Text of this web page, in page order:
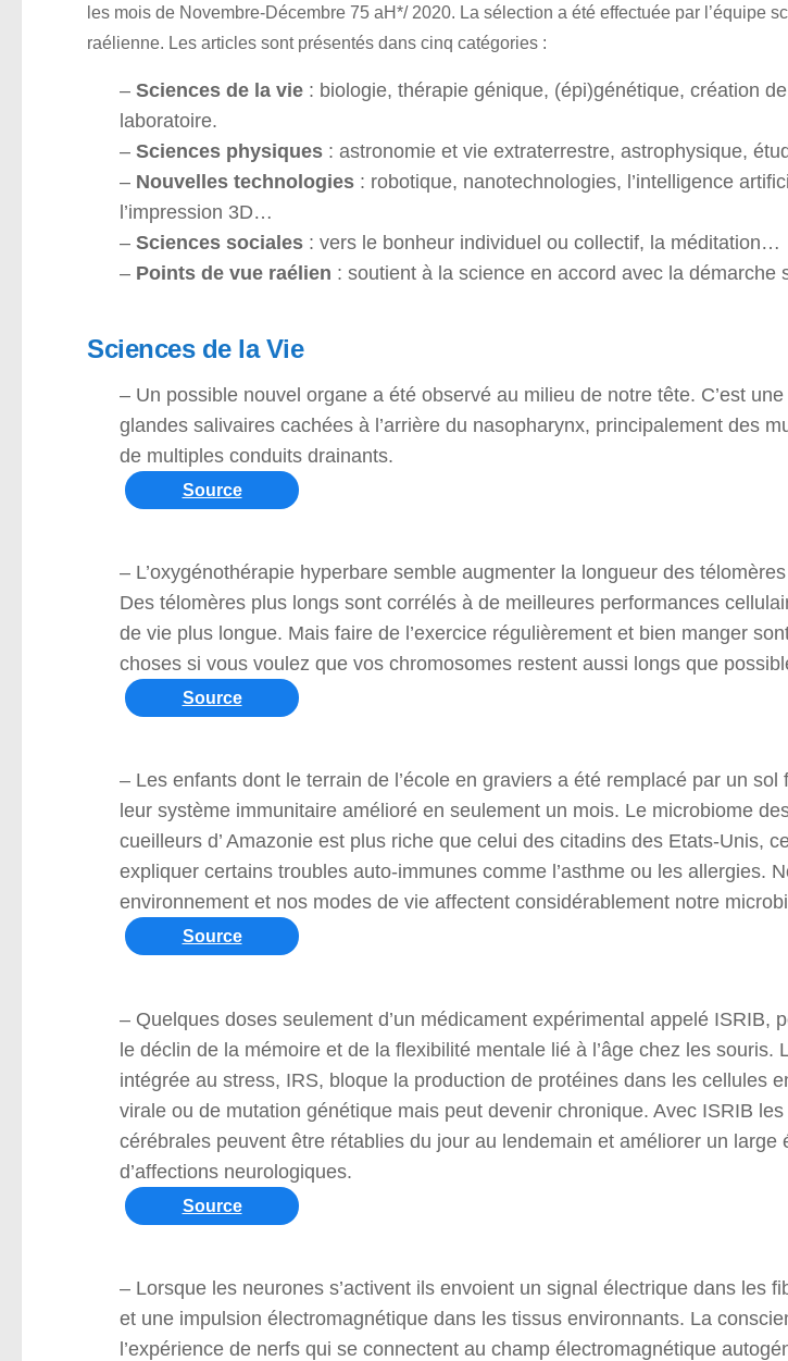
les mois de Novembre-Décembre 75 aH*/ 2020. La sélection a été effectuée par l’équipe
raélienne. Les articles sont présentés dans cinq catégories :
– Sciences de la vie : biologie, thérapie génique, (épi)génétique, création
laboratoire.
– Sciences physiques : astronomie et vie extraterrestre, astrophysique,
– Nouvelles technologies : robotique, nanotechnologies, l’intelligence
l’impression 3D…
– Sciences sociales : vers le bonheur individuel ou collectif, la méditation…
– Points de vue raélien : soutient à la science en accord avec la démarche
Sciences de la Vie
– Un possible nouvel organe a été observé au milieu de notre tête. C’est
glandes salivaires cachées à l’arrière du nasopharynx, principalement des
de multiples conduits drainants.
Source
– L’oxygénothérapie hyperbare semble augmenter la longueur des télomères
Des télomères plus longs sont corrélés à de meilleures performances
de vie plus longue. Mais faire de l’exercice régulièrement et bien manger
choses si vous voulez que vos chromosomes restent aussi longs que
Source
– Les enfants dont le terrain de l’école en graviers a été remplacé par un sol
leur système immunitaire amélioré en seulement un mois. Le microbiome
cueilleurs d’ Amazonie est plus riche que celui des citadins des Etats-Unis,
expliquer certains troubles auto-immunes comme l’asthme ou les allergies.
environnement et nos modes de vie affectent considérablement notre
Source
– Quelques doses seulement d’un médicament expérimental appelé ISRIB,
le déclin de la mémoire et de la flexibilité mentale lié à l’âge chez les souris.
intégrée au stress, IRS, bloque la production de protéines dans les cellules
virale ou de mutation génétique mais peut devenir chronique. Avec ISRIB
cérébrales peuvent être rétablies du jour au lendemain et améliorer un large
d’affections neurologiques.
Source
– Lorsque les neurones s’activent ils envoient un signal électrique dans les
et une impulsion électromagnétique dans les tissus environnants. La
l’expérience de nerfs qui se connectent au champ électromagnétique